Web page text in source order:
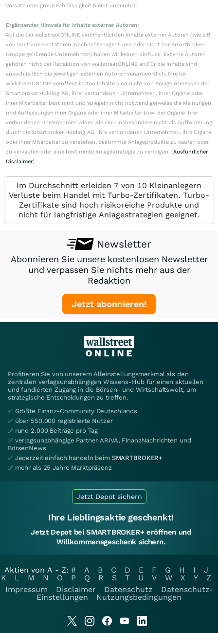
Vorsatz oder grobe Fahrlässigkeit bleibt unberührt.
Ergänzender Hinweis für Inhalte externer Autoren:
Auf die bei wallstreetONLINE veröffentlichten Inhalte externer Autoren (wie z.B.
von Gastkommentatoren, Nachrichtenagenturen oder nicht zur Smartbroker-
Gruppe gehörende Unternehmen) haben wir keinen Einfluss. Externe Autoren
gehören nicht der Redaktion von wallstreetONLINE an.Für die Inhalte sind
ausschließlich die jeweiligen externen Autoren verantwortlich. Ihre bei
wallstreetONLINE veröffentlichten Inhalte sind nicht von Anlageinteressen der
Smartbroker Holding AG, ihrer verbundenen Unternehmen, ihrer Organe oder
ihrer Mitarbeiter bestimmt und spiegeln nicht notwendigerweise die Meinungen
und Auffassungen ihrer Organe oder ihrer Mitarbeiter bzw. der Organe ihrer
verbundenen Unternehmen wider. Sie sind insbesondere nicht als Aufforderung
durch die Smartbroker Holding AG, ihre verbundenen Unternehmen, ihre Organe
oder ihrer Mitarbeiter zu verstehen, bestimmte Anlageprodukte zu kaufen oder
zu verkaufen oder eine bestimmte Anlagestrategie zu verfolgen. (Ausführlicher
Disclaimer)
Im Durchschnitt erleiden 7 von 10 Kleinanlegern
Verluste beim Handel mit Turbo-Zertifikaten. Turbo-
Zertifikate sind hoch risikoreiche Produkte und
nicht für langfristige Anlagestrategien geeignet.
Newsletter
Abonnieren Sie unsere kostenlosen Newsletter
und verpassen Sie nichts mehr aus der
Redaktion
Jetzt abonnieren!
Profitieren Sie von unserem Alleinstellungsmerkmal als den
zentralen verlagsunabhängigen Wissens-Hub für einen aktuellen
und fundierten Zugang in die Börsen- und Wirtschaftswelt, um
strategische Entscheidungen zu treffen.
✅ Größte Finanz-Community Deutschlands
✅ über 550.000 registrierte Nutzer
✅ rund 2.000 Beiträge pro Tag
✅ verlagsunabhängige Partner ARIVA, FinanzNachrichten und
BörsenNews
✅ Jederzeit einfach handeln beim SMARTBROKER+
✅ mehr als 25 Jahre Marktpräsenz
Jetzt Depot sichern
Ihre Lieblingsaktie geschenkt!
Jetzt Depot bei SMARTBROKER+ eröffnen und
Willkommensgeschenk sichern.
Aktien von A - Z: # A B C D E F G H I
J
K
L M N O P Q R S T U V W X Y
Z
Impressum
Disclaimer Datenschutz
Datenschutz-
Einstellungen
Nutzungsbedingungen